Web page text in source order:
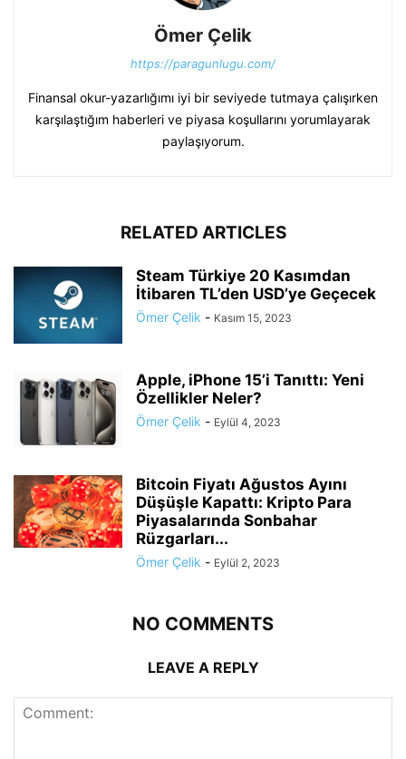
Ömer Çelik
https://paragunlugu.com/
Finansal okur-yazarlığımı iyi bir seviyede tutmaya çalışırken
karşılaştığım haberleri ve piyasa koşullarını yorumlayarak
paylaşıyorum.
RELATED ARTICLES
Steam Türkiye 20 Kasımdan
İtibaren TL’den USD’ye Geçecek
Ömer Çelik - Kasım 15, 2023
Apple, iPhone 15’i Tanıttı: Yeni
Özellikler Neler?
Ömer Çelik - Eylül 4, 2023
Bitcoin Fiyatı Ağustos Ayını
Düşüşle Kapattı: Kripto Para
Piyasalarında Sonbahar
Rüzgarları...
Ömer Çelik - Eylül 2, 2023
NO COMMENTS
LEAVE A REPLY